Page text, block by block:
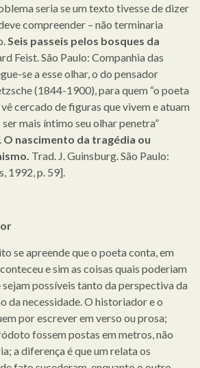
seria se um texto tivesse de dizer
compreender – não terminaria
Seis passeis pelos bosques da
Feist. São Paulo: Companhia das
se a esse olhar, o do pensador
(1844-1900), para quem “o poeta
cercado de figuras que vivem e atuam
mais íntimo seu olhar penetra”
O nascimento da tragédia ou
Trad. J. Guinsburg. São Paulo:
1992, p. 59].
se apreende que o poeta conta, em
e sim as coisas quais poderiam
sejam possíveis tanto da perspectiva da
da necessidade. O historiador e o
por escrever em verso ou prosa;
fossem postas em metros, não
a diferença é que um relata os